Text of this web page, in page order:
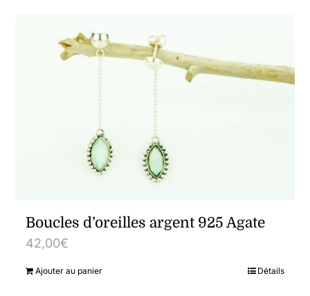
Boucles d’oreilles argent 925 Agate
42,00€
Ajouter au panier Détails